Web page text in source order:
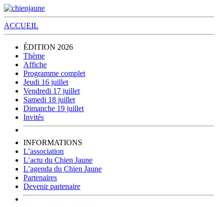
ACCUEIL
ÉDITION 2026
Thème
Affiche
Programme complet
Jeudi 16 juillet
Vendredi 17 juillet
Samedi 18 juillet
Dimanche 19 juillet
Invités
INFORMATIONS
L’association
L’actu du Chien Jaune
L’agenda du Chien Jaune
Partenaires
Devenir partenaire